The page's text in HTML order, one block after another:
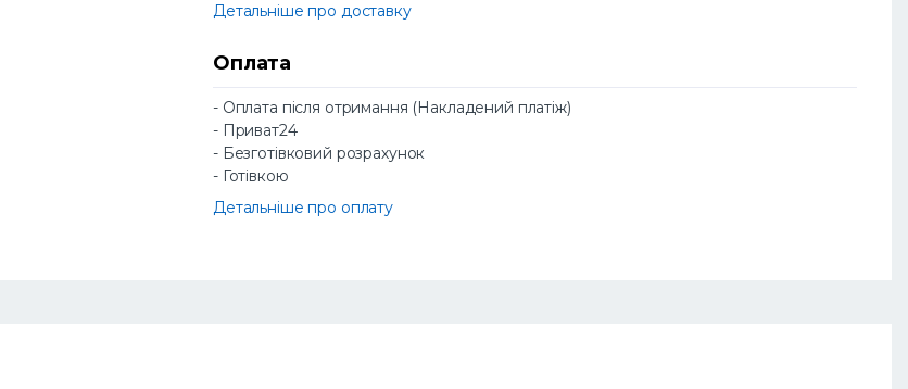
Детальніше про доставку
Оплата
- Оплата після отримання (Накладений платіж)
- Приват24
- Безготівковий розрахунок
- Готівкою
Детальніше про оплату